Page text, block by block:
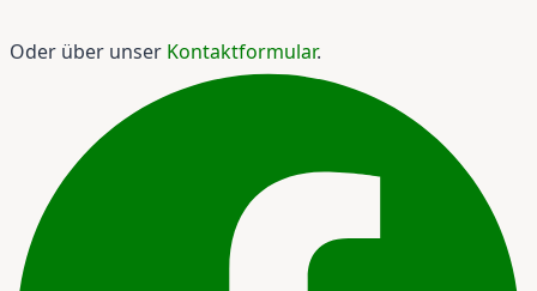
Oder über unser Kontaktformular.